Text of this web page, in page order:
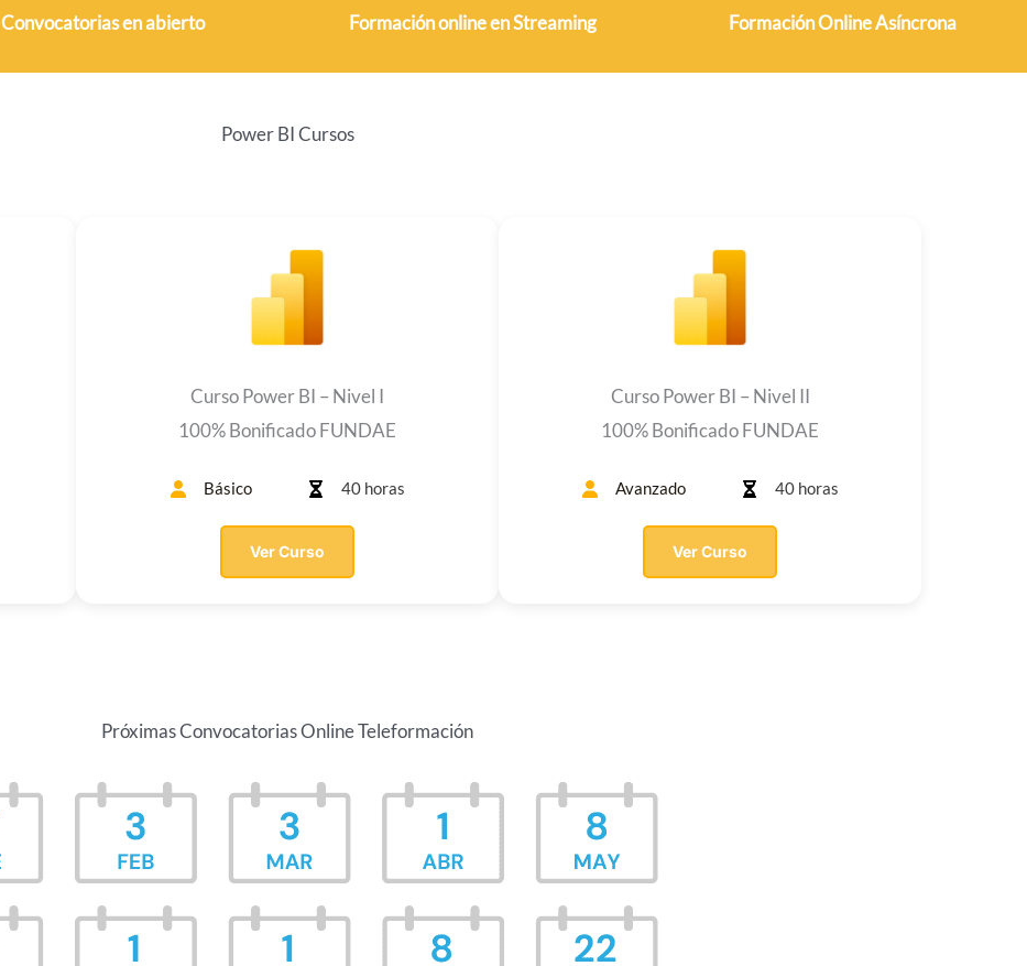
Convocatoriasen abierto Formación online en Streaming Formación OnlineAsíncrona
Power BI Cursos
Curso Power BI – Nivel I
100% Bonificado FUNDAE
Básico 40 horas
Ver Curso
Curso Power BI – Nivel II
100% Bonificado FUNDAE
Avanzado 40 horas
Ver Curso
Próximas Convocatorias Online Teleformación